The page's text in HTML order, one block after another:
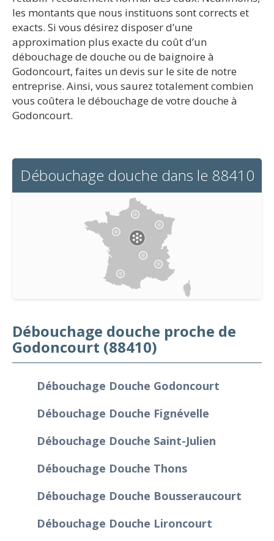
les montants que nous instituons sont corrects et
exacts. Si vous désirez disposer d’une
approximation plus exacte du coût d’un
débouchage de douche ou de baignoire à
Godoncourt, faites un devis sur le site de notre
entreprise. Ainsi, vous saurez totalement combien
vous coûtera le débouchage de votre douche à
Godoncourt.
Débouchage douche dans le 88410
Débouchage douche proche de
Godoncourt (88410)
Débouchage Douche Godoncourt
Débouchage Douche Fignévelle
Débouchage Douche Saint-Julien
Débouchage Douche Thons
Débouchage Douche Bousseraucourt
Débouchage Douche Lironcourt